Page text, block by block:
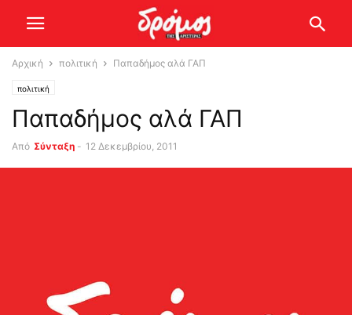
Αρχική πολιτική Παπαδήμος αλά ΓΑΠ
πολιτική
Παπαδήμος αλά ΓΑΠ
Από Σύνταξη - 12 Δεκεμβρίου, 2011